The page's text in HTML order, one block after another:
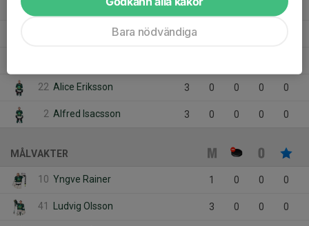
Eddie Eriksson 3 0
10
22 Alice Eriksson 3 0 0 0 0
2 Alfred Isacsson 3 0 0 0 0
MÅLVAKTER
10 Yngve Rainer 1 0 0 0
41 Ludvig Olsson 3 0 0 0
Bara nödvändiga